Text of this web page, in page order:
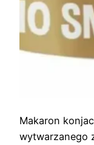
Makaron
wytwarzanego